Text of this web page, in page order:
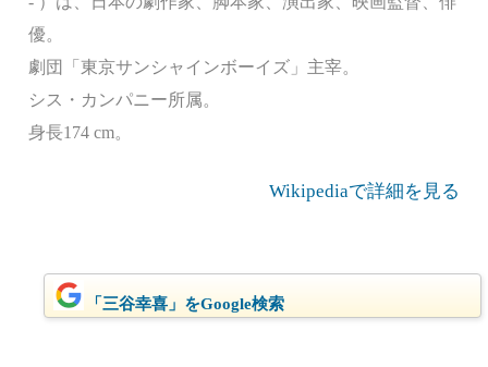
優。
劇団「東京サンシャインボーイズ」主宰。
シス・カンパニー所属。
身長174 cm。
Wikipediaで詳細を見る
「三谷幸喜」をGoogle検索